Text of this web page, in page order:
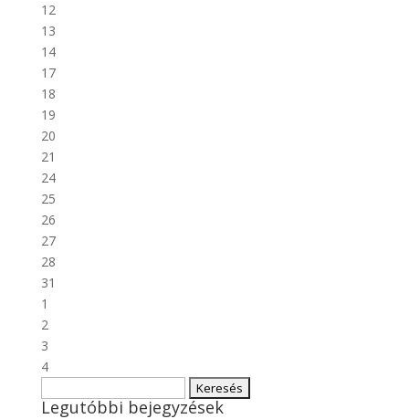
12
13
14
17
18
19
20
21
24
25
26
27
28
31
1
2
3
4
Legutóbbi bejegyzések